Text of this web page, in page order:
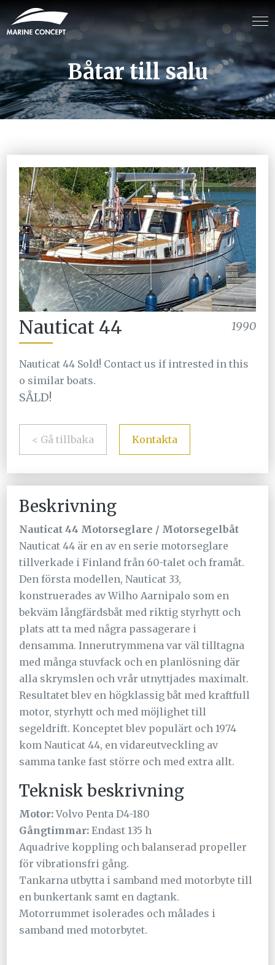
Båtar till salu
Nauticat 44 1990
Nauticat 44 Sold! Contact us if intrested in this
o similar boats.
SÅLD!
< Gå tillbaka Kontakta
Beskrivning
Nauticat 44 Motorseglare / Motorsegelbåt
Nauticat 44 är en av en serie motorseglare
tillverkade i Finland från 60-talet och framåt.
Den första modellen, Nauticat 33,
konstruerades av Wilho Aarnipalo som en
bekväm långfärdsbåt med riktig styrhytt och
plats att ta med några passagerare i
densamma. Innerutrymmena var väl tilltagna
med många stuvfack och en planlösning där
alla skrymslen och vrår utnyttjades maximalt.
Resultatet blev en högklassig båt med kraftfull
motor, styrhytt och med möjlighet till
segeldrift. Konceptet blev populärt och 1974
kom Nauticat 44, en vidareutveckling av
samma tanke fast större och med extra allt.
Teknisk beskrivning
Motor:Volvo Penta D4-180
Gångtimmar: Endast 135 h
Aquadrive koppling och balanserad propeller
för vibrationsfri gång.
Tankarna utbytta i samband med motorbyte till
en bunkertank samt en dagtank.
Motorrummet isolerades och målades i
samband med motorbytet.